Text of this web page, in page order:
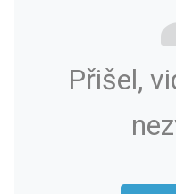
Přišel,